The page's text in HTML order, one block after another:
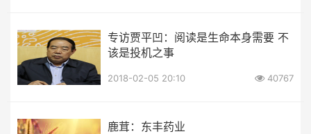
专访贾平凹：阅读是生命本身需要 不
该是投机之事
2018-02-05 20:10 40767
鹿茸：东丰药业